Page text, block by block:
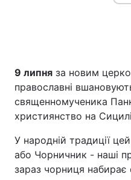
Головна
Україна
Економіка
9 липня за новим
православні
священномученика
християнство на
У народній традиції
або Чорничник - наші
зараз чорниця набирає